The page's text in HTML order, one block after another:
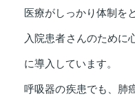
医療がしっかり体制を
入院患者さんのために
に導入しています。
呼吸器の疾患でも、肺